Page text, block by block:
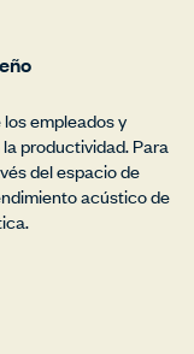
empleados y
productividad. Para
del espacio de
acústico de